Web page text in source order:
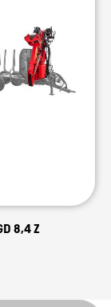
8,4 Z